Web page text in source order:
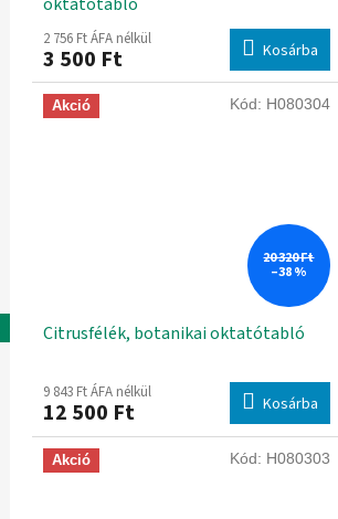
2 756 Ft ÁFA nélkül
3 500 Ft Kosárba
Akció
20 320 Ft
–38 %
Citrusfélék, botanikai oktatótabló
9 843 Ft ÁFA nélkül
12 500 Ft Kosárba
Kód: H080304
Akció Kód: H080303